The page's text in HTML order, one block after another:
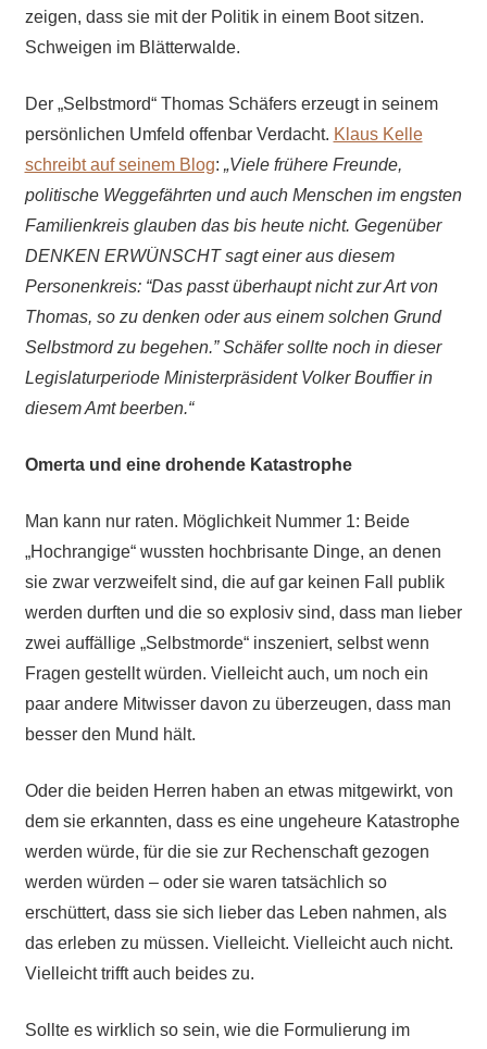
zeigen, dass sie mit der Politik in einem Boot sitzen.
Schweigen im Blätterwalde.
Der „Selbstmord“ Thomas Schäfers erzeugt in seinem
persönlichen Umfeld offenbar Verdacht. Klaus Kelle
schreibt auf seinem Blog: „Viele frühere Freunde,
politische Weggefährten und auch Menschen im engsten
Familienkreis glauben das bis heute nicht. Gegenüber
DENKEN ERWÜNSCHT sagt einer aus diesem
Personenkreis: “Das passt überhaupt nicht zur Art von
Thomas, so zu denken oder aus einem solchen Grund
Selbstmord zu begehen.” Schäfer sollte noch in dieser
Legislaturperiode Ministerpräsident Volker Bouffier in
diesem Amt beerben.“
Omerta und eine drohende Katastrophe
Man kann nur raten. Möglichkeit Nummer 1: Beide
„Hochrangige“ wussten hochbrisante Dinge, an denen
sie zwar verzweifelt sind, die auf gar keinen Fall publik
werden durften und die so explosiv sind, dass man lieber
zwei auffällige „Selbstmorde“ inszeniert, selbst wenn
Fragen gestellt würden. Vielleicht auch, um noch ein
paar andere Mitwisser davon zu überzeugen, dass man
besser den Mund hält.
Oder die beiden Herren haben an etwas mitgewirkt, von
dem sie erkannten, dass es eine ungeheure Katastrophe
werden würde, für die sie zur Rechenschaft gezogen
werden würden – oder sie waren tatsächlich so
erschüttert, dass sie sich lieber das Leben nahmen, als
das erleben zu müssen. Vielleicht. Vielleicht auch nicht.
Vielleicht trifft auch beides zu.
Sollte es wirklich so sein, wie die Formulierung im